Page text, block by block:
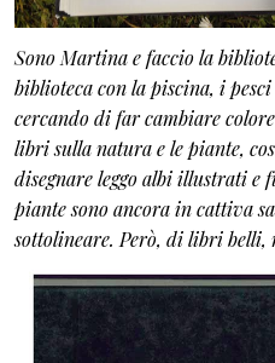
Sono Martina e faccio la
biblioteca con la piscina, i
cercando di far cambiare
libri sulla natura e le piante,
disegnare leggo albi illustrati e
piante sono ancora in cattiva
sottolineare. Però, di libri belli,